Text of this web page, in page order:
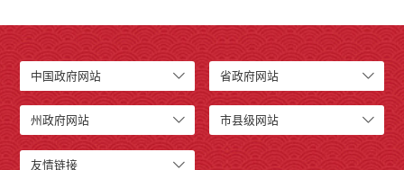
中国政府网站 省政府网站
州政府网站 市县级网站
友情链接